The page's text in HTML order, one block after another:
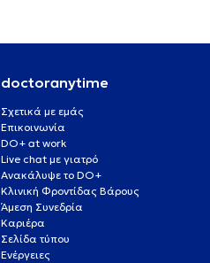
doctoranytime
Σχετικά με εμάς
Επικοινωνία
DO+ at work
Live chat με γιατρό
Ανακάλυψε το DO+
Κλινική Φροντίδας Βάρους
Άμεση Συνεδρία
Καριέρα
Σελίδα τύπου
Ενέργειες